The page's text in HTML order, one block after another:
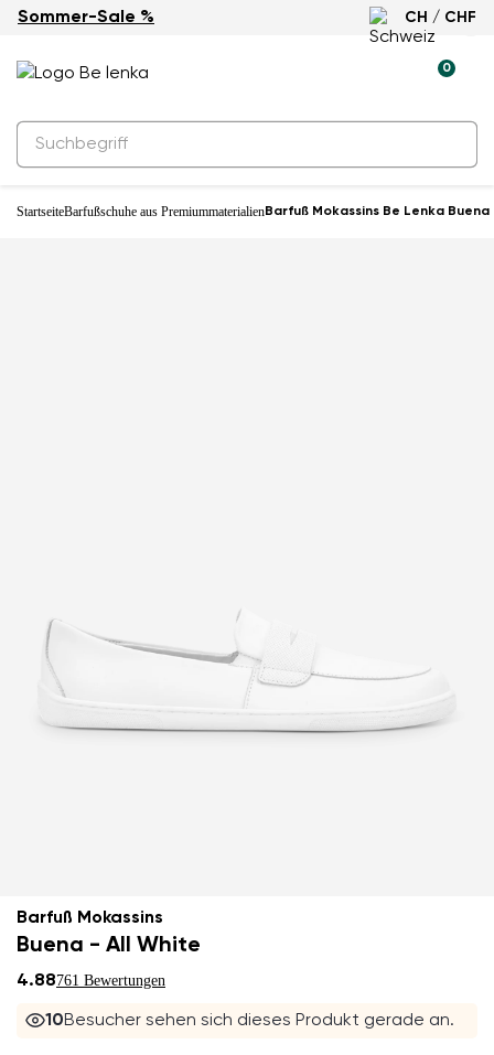
Sommer-Sale % CH / CHF
0
StartseiteBarfußschuhe aus PremiummaterialienBarfuß Mokassins Be Lenka
Barfuß Mokassins
Buena - All White
4.88761 Bewertungen
10Besucher sehen sich dieses Produkt gerade an.